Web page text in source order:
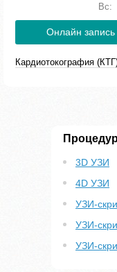
Вс:
Онлайн запись
Кардиотокография
3D УЗИ
4D УЗИ
УЗИ-
УЗИ-
УЗИ-